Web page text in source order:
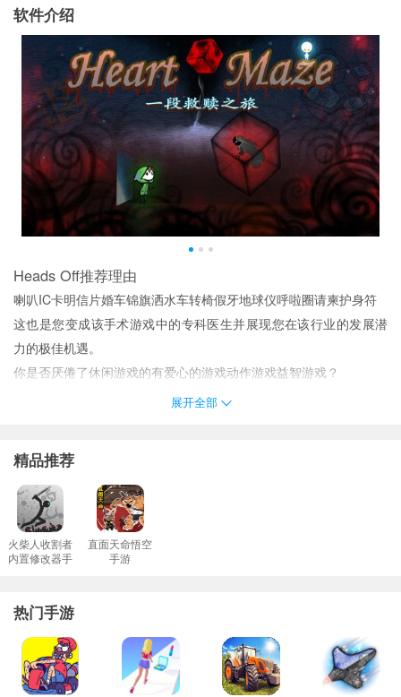
软件介绍
Heads Off推荐理由
喇叭IC卡明信片婚车锦旗洒水车转椅假牙地球仪呼啦圈请柬护身符
这也是您变成该手术游戏中的专科医生并展现您在该行业的发展潜
力的极佳机遇。
你是否厌倦了休闲游戏的有爱心的游戏动作游戏益智游戏？
种神秘的对打模式(街区赛冠军赛淘汰赛生死赛联赛)
Heads Off优势
在这个医院游戏中您能够实行很多不一样的虚似手术治疗和实际操
作。
多种不同的游戏方式带来一个完美的过程丰富的人物可以让玩家自
由的选择。
量。
简单的游戏玩法简单的操作流畅的操作体验您值得拥有。
Heads Off特色
游戏中拥有非常多不同种类的弓箭玩家需要从这些弓箭中选择一个
展开全部
精品推荐
火柴人收割者
内置修改器手
直面天命悟空
手游
热门手游